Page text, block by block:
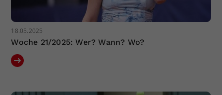
18.05.2025
Woche 21/2025: Wer? Wann? Wo?